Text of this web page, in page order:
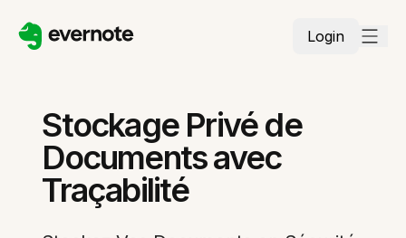
Login
Stockage Privé de
Documents avec
Traçabilité